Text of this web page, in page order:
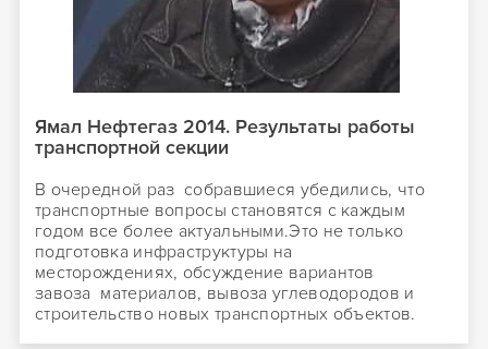
Ямал Нефтегаз 2014. Результаты работы
транспортной секции
В очередной раз собравшиеся убедились, что
транспортные вопросы становятся с каждым
годом все более актуальными.Это не только
подготовка инфраструктуры на
месторождениях, обсуждение вариантов
завоза материалов, вывоза углеводородов и
строительство новых транспортных объектов.